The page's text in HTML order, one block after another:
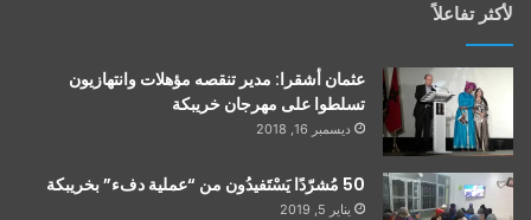
لأكثر تفاعلاً
عثمان أشقرا: مدير تنقصه مؤهلات وانتهازيون
تسلطوا على مهرجان خريبكة
ديسمبر 16, 2018
50 مُشرّدًا يَسْتَفيدُون من “عملية دفء” بخريبكة
يناير 5, 2019